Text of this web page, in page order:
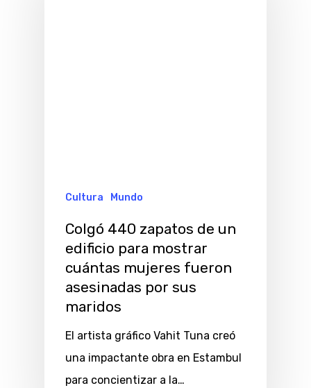
Cultura Mundo
Colgó 440 zapatos de un
edificio para mostrar
cuántas mujeres fueron
asesinadas por sus
maridos
El artista gráfico Vahit Tuna creó
una impactante obra en Estambul
para concientizar a la…